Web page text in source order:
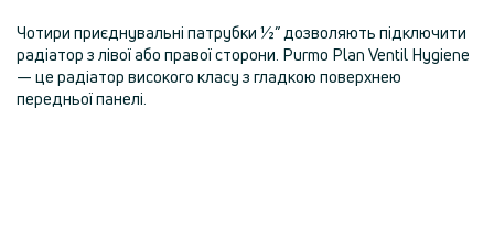
Чотири приєднувальні патрубки ½” дозволяють підключити
радіатор з лівої або правої сторони. Purmo Plan Ventil Hygiene
— це радіатор високого класу з гладкою поверхнею
передньої панелі.